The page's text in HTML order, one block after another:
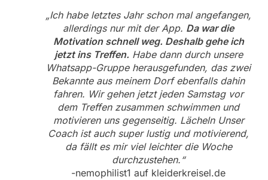
„Ich habe letztes Jahr schon mal angefangen,
allerdings nur mit der App. Da war die
Motivation schnell weg. Deshalb gehe ich
jetzt ins Treffen. Habe dann durch unsere
Whatsapp-Gruppe herausgefunden, das zwei
Bekannte aus meinem Dorf ebenfalls dahin
fahren. Wir gehen jetzt jeden Samstag vor
dem Treffen zusammen schwimmen und
motivieren uns gegenseitig. Lächeln Unser
Coach ist auch super lustig und motivierend,
da fällt es mir viel leichter die Woche
durchzustehen.“
-nemophilist1 auf kleiderkreisel.de